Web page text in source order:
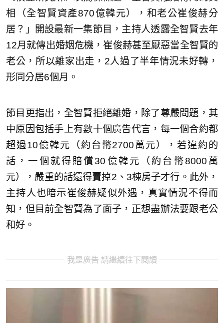
相（全智賢資產870億韓元），和老公崔俊赫分
居？」開設最新一集節目，主持人透露全智賢去年
12月就傳出婚姻危機，崔俊赫甚至厭惡當全智賢的
老公，所以離家出走，2人過了半年情況未好轉，
形同分居6個月。
節目更指出，全智賢拒絕離婚，除了尊嚴問題，其
中原因包括手上有數十個廣告代言，每一個合約都
超過10億韓元（約台幣2700萬元），若違約的
話，一個就得賠償30億韓元（約台幣8000萬
元），嚴重的話還得賣掉2、3棟房子才行。此外，
主持人也暗示崔俊赫疑似外遇，真實情況不得而
知，但目前全智賢為了面子，正想盡辦法要跟老公
和好。
我是廣告 請繼續往下閱讀